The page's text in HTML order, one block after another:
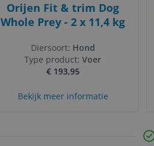
Orijen Fit & trim Dog
Whole Prey - 2 x 11,4 kg
Diersoort: Hond
Type product: Voer
€ 193,95
Bekijk meer informatie